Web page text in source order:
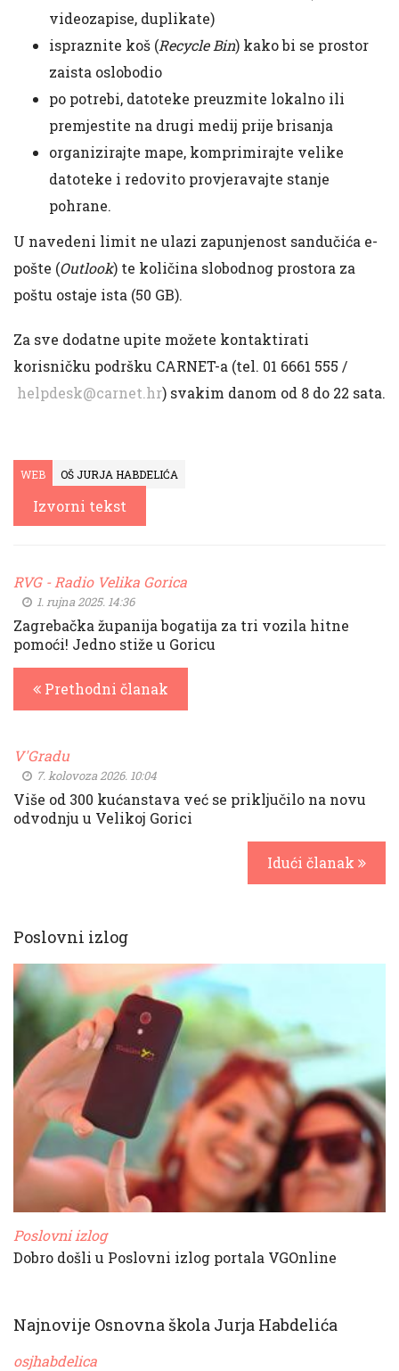
videozapise, duplikate)
ispraznite koš (Recycle Bin) kako bi se prostor
zaista oslobodio
po potrebi, datoteke preuzmite lokalno ili
premjestite na drugi medij prije brisanja
organizirajte mape, komprimirajte velike
datoteke i redovito provjeravajte stanje
pohrane.
U navedeni limit ne ulazi zapunjenost sandučića e-
pošte (Outlook) te količina slobodnog prostora za
poštu ostaje ista (50 GB).
Za sve dodatne upite možete kontaktirati
korisničku podršku CARNET-a (tel. 01 6661 555 /
helpdesk@carnet.hr) svakim danom od 8 do 22 sata.
WEB OŠ JURJA HABDELIĆA
Izvorni tekst
RVG - Radio Velika Gorica
1. rujna 2025. 14:36
Zagrebačka županija bogatija za tri vozila hitne
pomoći! Jedno stiže u Goricu
Prethodni članak
V'Gradu
7. kolovoza 2026. 10:04
Više od 300 kućanstava već se priključilo na novu
odvodnju u Velikoj Gorici
Idući članak
Poslovni izlog
Poslovni izlog
Dobro došli u Poslovni izlog portala VGOnline
Najnovije Osnovna škola Jurja Habdelića
osjhabdelica